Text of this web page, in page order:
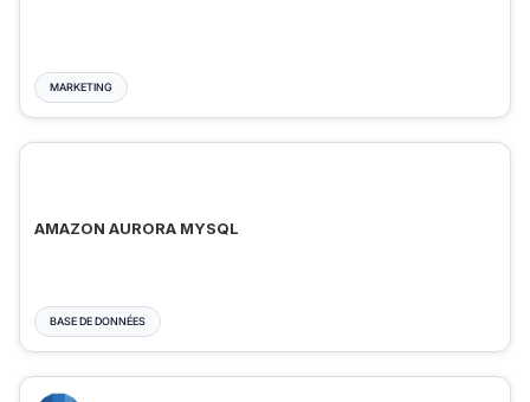
MARKETING
AMAZON AURORA MYSQL
BASE DE DONNÉES